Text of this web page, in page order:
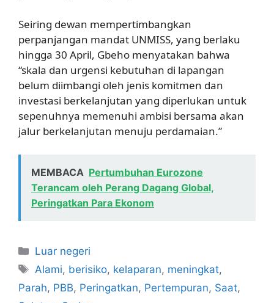
Seiring dewan mempertimbangkan
perpanjangan mandat UNMISS, yang berlaku
hingga 30 April, Gbeho menyatakan bahwa
“skala dan urgensi kebutuhan di lapangan
belum diimbangi oleh jenis komitmen dan
investasi berkelanjutan yang diperlukan untuk
sepenuhnya memenuhi ambisi bersama akan
jalur berkelanjutan menuju perdamaian.”
MEMBACA Pertumbuhan Eurozone
Terancam oleh Perang Dagang Global,
Peringatkan Para Ekonom
Kategori
Luar negeri
Tag
Alami, berisiko, kelaparan, meningkat,
Parah, PBB, Peringatkan, Pertempuran, Saat,